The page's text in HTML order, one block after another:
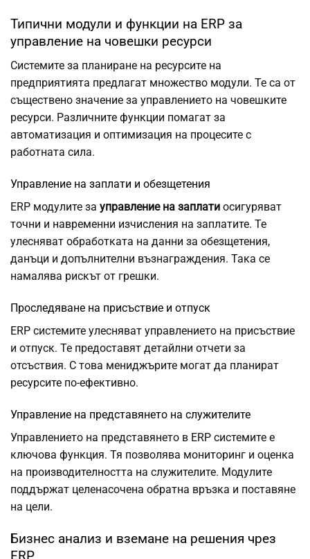
Типични модули и функции на ERP за
управление на човешки ресурси
Системите за планиране на ресурсите на
предприятията предлагат множество модули. Те са от
съществено значение за управлението на човешките
ресурси. Различните функции помагат за
автоматизация и оптимизация на процесите с
работната сила.
Управление на заплати и обезщетения
ERP модулите за управление на заплати осигуряват
точни и навременни изчисления на заплатите. Те
улесняват обработката на данни за обезщетения,
данъци и допълнителни възнаграждения. Така се
намалява рискът от грешки.
Проследяване на присъствие и отпуск
ERP системите улесняват управлението на присъствие
и отпуск. Те предоставят детайлни отчети за
отсъствия. С това мениджърите могат да планират
ресурсите по-ефективно.
Управление на представянето на служителите
Управлението на представянето в ERP системите е
ключова функция. Тя позволява мониторинг и оценка
на производителността на служителите. Модулите
поддържат целенасочена обратна връзка и поставяне
на цели.
Бизнес анализ и вземане на решения чрез